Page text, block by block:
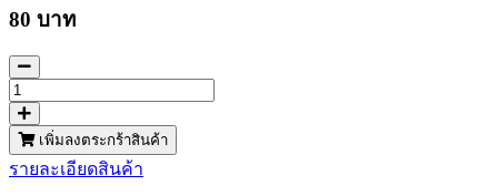
80 บาท
เพิ่มลงตระกร้าสินค้า
รายละเอียดสินค้า